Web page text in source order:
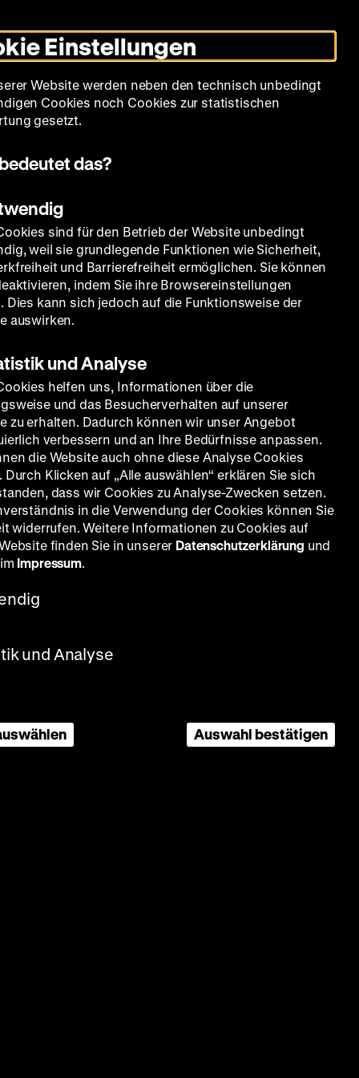
Modus
umschalten
zum
Deutschen
Historischen
in
Deutscher
zum
Deutschen
Historischen
in
Leichter
Sammlung Bildung Museum
Einstellungen
Website werden neben den technisch unbedingt
Cookies noch Cookies zur statistischen
gesetzt.
das?
sind für den Betrieb der Website unbedingt
weil sie grundlegende Funktionen wie Sicherheit,
und Barrierefreiheit ermöglichen. Sie können
indem Sie ihre Browsereinstellungen
Dies kann sich jedoch auf die Funktionsweise der
auswirken.
und Analyse
helfen uns, Informationen über die
und das Besucherverhalten auf unserer
zu erhalten. Dadurch können wir unser Angebot
verbessern und an Ihre Bedürfnisse anpassen.
die Website auch ohne diese Analyse Cookies
Durch Klicken auf „Alle auswählen“ erklären Sie sich
dass wir Cookies zu Analyse-Zwecken setzen.
in die Verwendung der Cookies können Sie
widerrufen. Weitere Informationen zu Cookies auf
finden Sie in unserer Datenschutzerklärung und
Impressum.
und Analyse
Auswahl bestätigen